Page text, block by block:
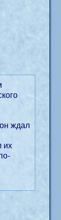
ждал
их